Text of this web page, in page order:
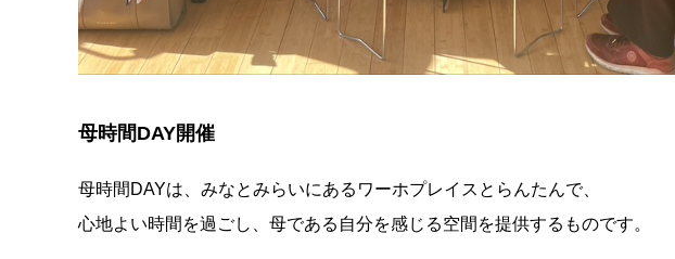
母時間DAY開催
母時間DAYは、みなとみらいにあるワーホプレイスとらんたんで、
心地よい時間を過ごし、母である自分を感じる空間を提供するものです。